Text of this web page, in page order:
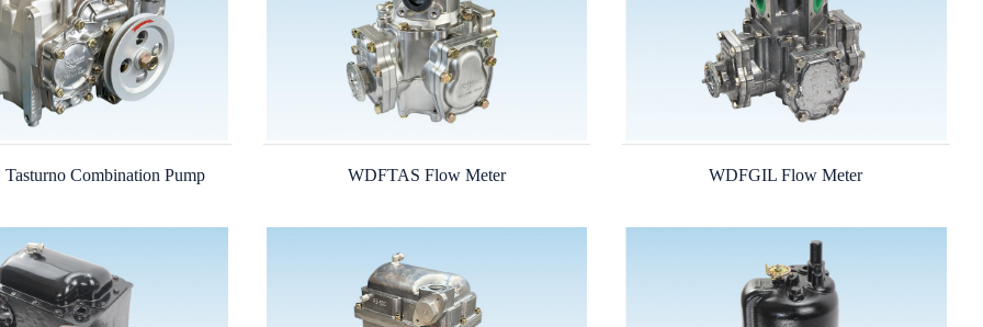
Combination Pump WDFTAS Flow Meter WDFGIL Flow Meter